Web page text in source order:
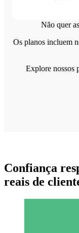
Não quer
Os planos incluem
Explore nossos
Confiança
reais de